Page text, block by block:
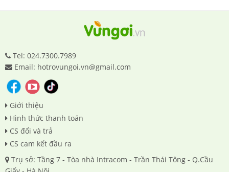
Tel: 024.7300.7989
Email: hotrovungoi.vn@gmail.com
Giới thiệu
Hình thức thanh toán
CS đổi và trả
CS cam kết đầu ra
Trụ sở: Tầng 7 - Tòa nhà Intracom - Trần Thái Tông - Q.Cầu